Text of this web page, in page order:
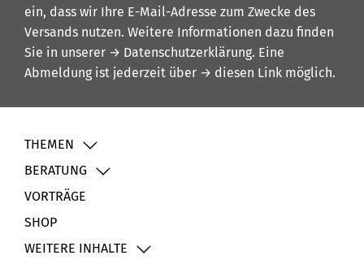
ein, dass wir Ihre E-Mail-Adresse zum Zwecke des
Versands nutzen. Weitere Informationen dazu finden
Sie in unserer → Datenschutzerklärung. Eine
Abmeldung ist jederzeit über → diesen Link möglich.
THEMEN
BERATUNG
VORTRÄGE
SHOP
WEITERE INHALTE